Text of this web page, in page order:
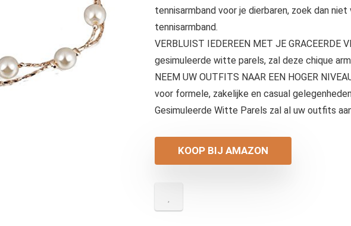
tennisarmband voor je dierbaren, zoek dan
tennisarmband.
VERBLUIST IEDEREEN MET JE GRACEERDE
gesimuleerde witte parels, zal deze chique
NEEM UW OUTFITS NAAR EEN HOGER
voor formele, zakelijke en casual
Gesimuleerde Witte Parels zal al uw outfits
KOOP BIJ AMAZON